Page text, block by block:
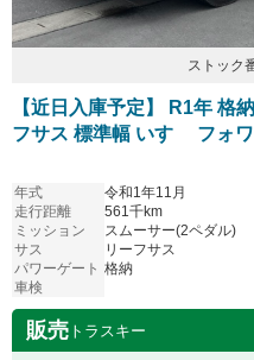
ストック
【近日入庫予定】 R1年 格
フサス 標準幅 いすゞ フォ
年式
令和1年11月
走行距離
561千km
ミッション
スムーサー(2ペダル)
サス
リーフサス
パワーゲート 格納
車検
販売 トラスキー